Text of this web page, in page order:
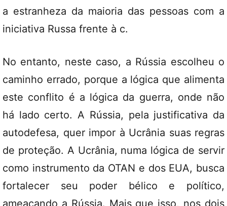
a estranheza da maioria das pessoas com a
iniciativa Russa frente à c.
No entanto, neste caso, a Rússia escolheu o
caminho errado, porque a lógica que alimenta
este conflito é a lógica da guerra, onde não
há lado certo. A Rússia, pela justificativa da
autodefesa, quer impor à Ucrânia suas regras
de proteção. A Ucrânia, numa lógica de servir
como instrumento da OTAN e dos EUA, busca
fortalecer seu poder bélico e político,
ameaçando a Rússia. Mais que isso, nos dois